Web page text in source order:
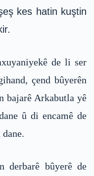
kes hatin kuştin
de li ser
çend bûyerên
bajarê Arkabutla yê
û di encamê de
derbarê bûyerê de